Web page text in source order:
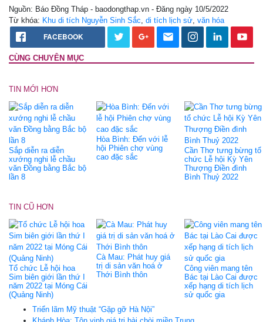
Nguồn: Báo Đồng Tháp - baodongthap.vn - Đăng ngày 10/5/2022
Từ khóa: Khu di tích Nguyễn Sinh Sắc di tích lịch sử văn hóa
FACEBOOK
CÙNG CHUYÊN MỤC
TIN MỚI HƠN
Sắp diễn ra diễn
xướng nghi lễ chầu
văn Đồng bằng Bắc bộ
lần 8
Hòa Bình: Đến với lễ
hội Phiên chợ vùng
cao đặc sắc
Cần Thơ tưng bừng tổ
chức Lễ hội Kỳ Yên
Thượng Điền đình
Bình Thuỷ 2022
TIN CŨ HƠN
Tổ chức Lễ hội hoa
Sim biên giới lần thứ I
năm 2022 tại Móng Cái
(Quảng Ninh)
Cà Mau: Phát huy giá
trị di sản văn hoá ở
Thới Bình thôn
Công viên mang tên
Bác tại Lào Cai được
xếp hạng di tích lịch
sử quốc gia
Triển lãm Mỹ thuật “Gặp gỡ Hà Nội”